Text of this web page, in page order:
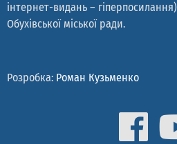
інтернет-видань –
Обухівської міської ради.
Розробка: Роман Кузьменко